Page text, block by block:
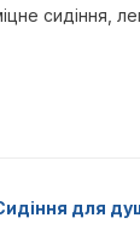
сидіння,
для